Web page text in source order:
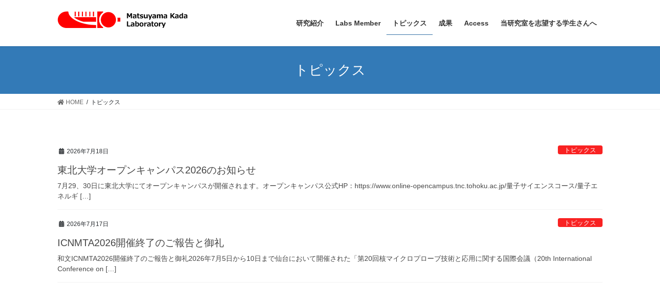
研究紹介 Labs Member トピックス 成果 Access 当研究室を志望する学生さんへ
トピックス
HOME トピックス
2026年7月18日 トピックス
東北大学オープンキャンパス2026のお知らせ
7月29、30日に東北大学にてオープンキャンパスが開催されます。オープンキャンパス公式HP：https://www.online-opencampus.tnc.tohoku.ac.jp/量子サイエンスコース/量子エ
ネルギ […]
2026年7月17日 トピックス
ICNMTA2026開催終了のご報告と御礼
和文ICNMTA2026開催終了のご報告と御礼2026年7月5日から10日まで仙台において開催された「第20回核マイクロプローブ技術と応用に関する国際会議（20th International
Conference on […]